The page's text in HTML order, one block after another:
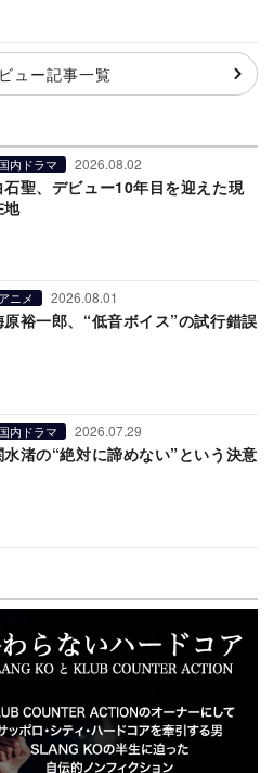
ュー記事一覧
内ドラマ 2026.08.02
石聖、デビュー10年目を迎えた現
地
アニメ 2026.08.01
原裕一郎、“低音ボイス”の試行錯誤
内ドラマ 2026.07.29
水渚の“絶対に諦めない”という決意